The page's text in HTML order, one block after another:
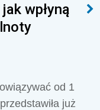
wpłyną
od 1
już